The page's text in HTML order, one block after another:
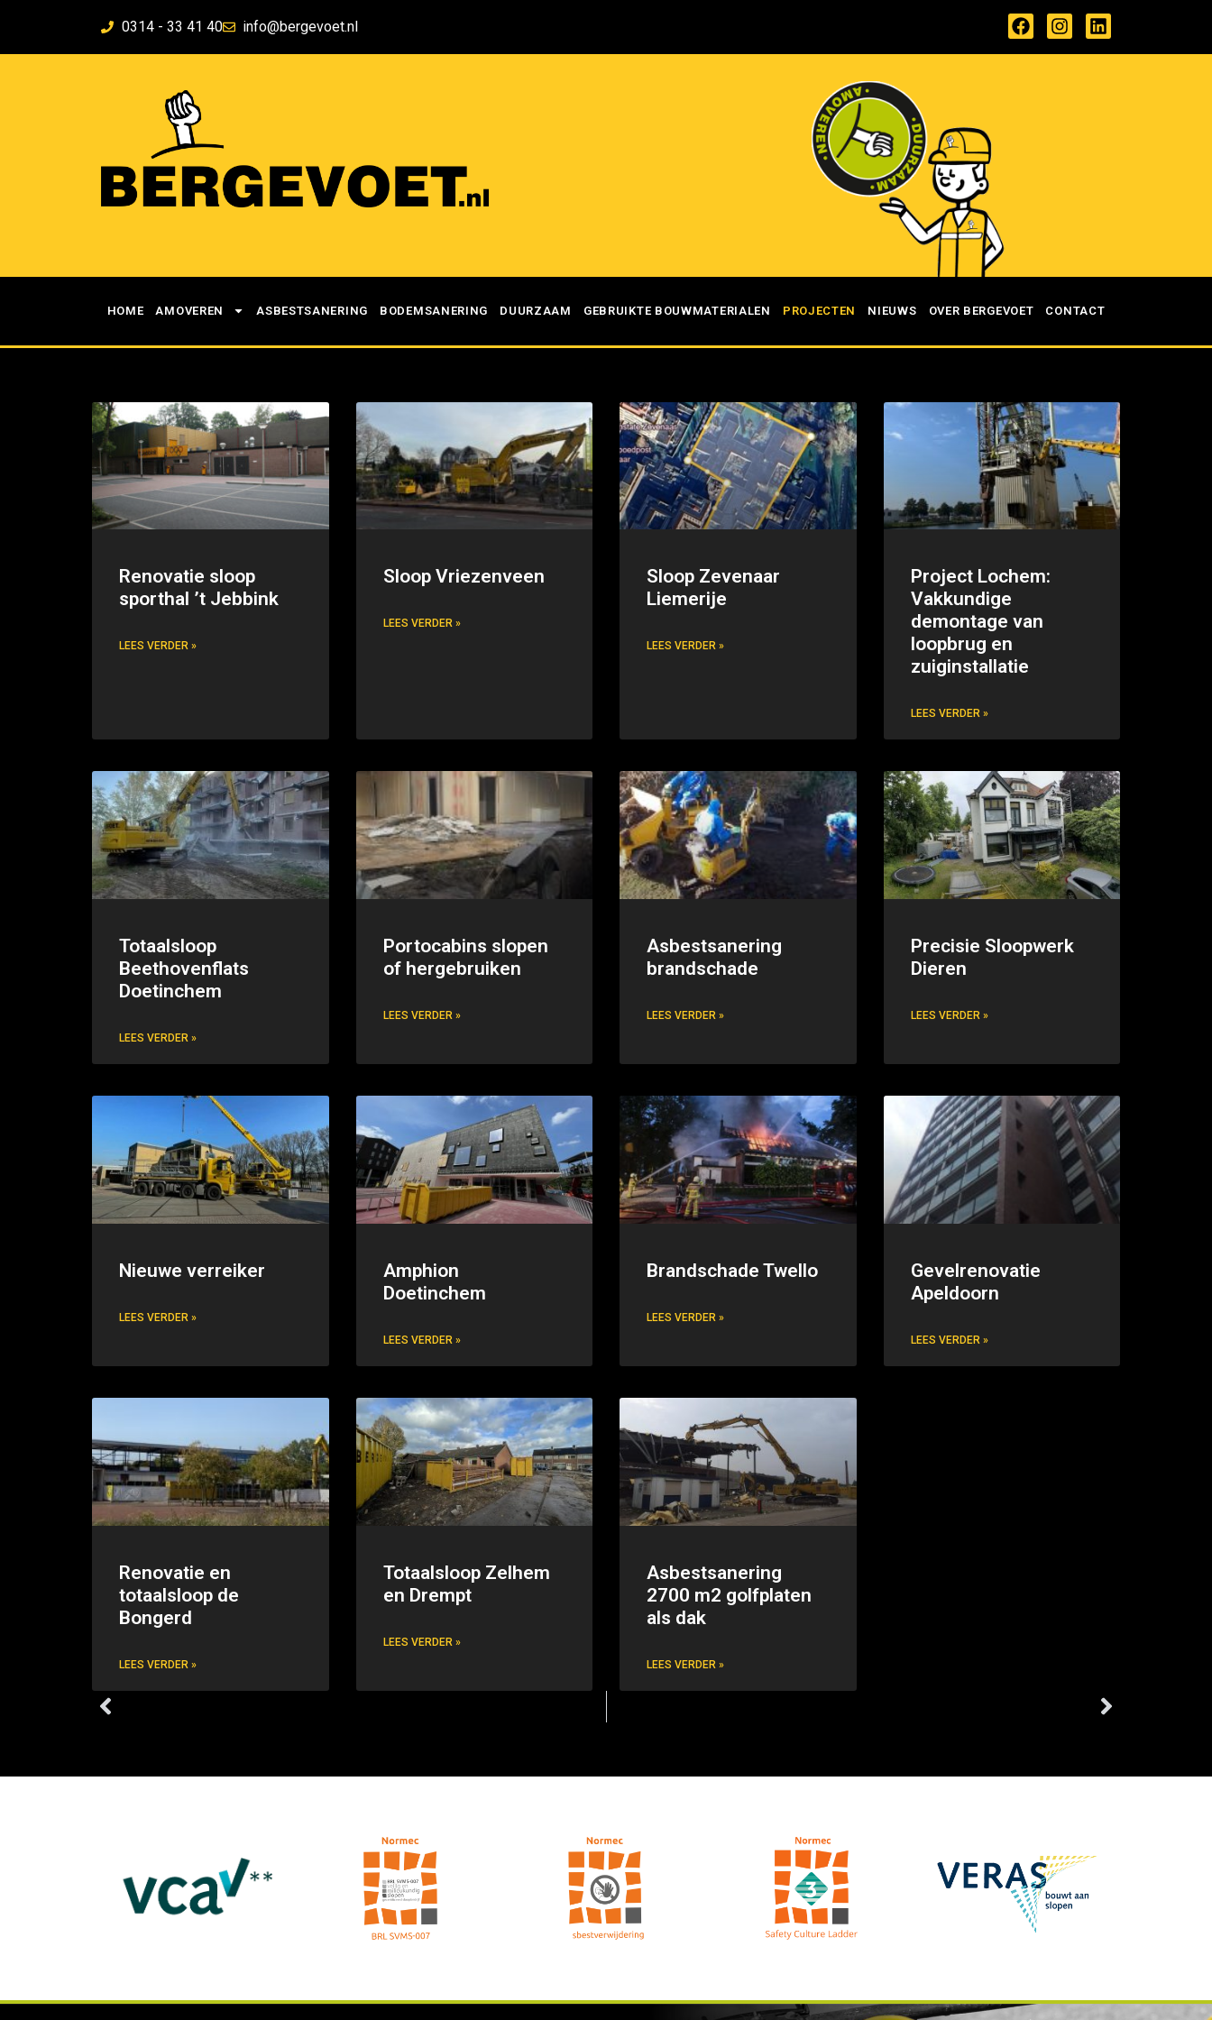
0314 - 33 41 40 info@bergevoet.nl
HOME AMOVEREN ASBESTSANERING BODEMSANERING DUURZAAM GEBRUIKTE BOUWMATERIALEN PROJECTEN NIEUWS OVER BERGEVOET CONTACT
Renovatie sloop
sporthal ’t Jebbink
LEES VERDER »
Sloop Vriezenveen
LEES VERDER »
Sloop Zevenaar
Liemerije
LEES VERDER »
Project Lochem:
Vakkundige
demontage van
loopbrug en
zuiginstallatie
LEES VERDER »
Totaalsloop
Beethovenflats
Doetinchem
LEES VERDER »
Portocabins slopen
of hergebruiken
LEES VERDER »
Asbestsanering
brandschade
LEES VERDER »
Precisie Sloopwerk
Dieren
LEES VERDER »
Nieuwe verreiker
LEES VERDER »
Amphion
Doetinchem
LEES VERDER »
Brandschade Twello
LEES VERDER »
Gevelrenovatie
Apeldoorn
LEES VERDER »
Renovatie en
totaalsloop de
Bongerd
LEES VERDER »
Totaalsloop Zelhem
en Drempt
LEES VERDER »
Asbestsanering
2700 m2 golfplaten
als dak
LEES VERDER »